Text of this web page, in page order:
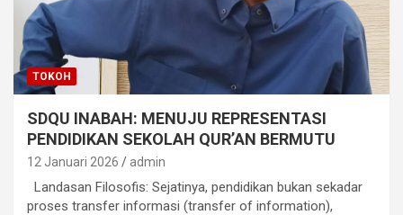
TOKOH
SDQU INABAH: MENUJU REPRESENTASI
PENDIDIKAN SEKOLAH QUR’AN BERMUTU
12 Januari 2026 admin
Landasan Filosofis: Sejatinya, pendidikan bukan sekadar
proses transfer informasi (transfer of information),